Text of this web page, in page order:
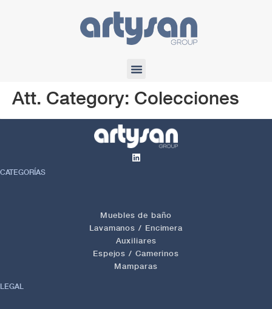
Att. Category: Colecciones
CATEGORÍAS
Muebles de baño
Lavamanos / Encimera
Auxiliares
Espejos / Camerinos
Mamparas
LEGAL